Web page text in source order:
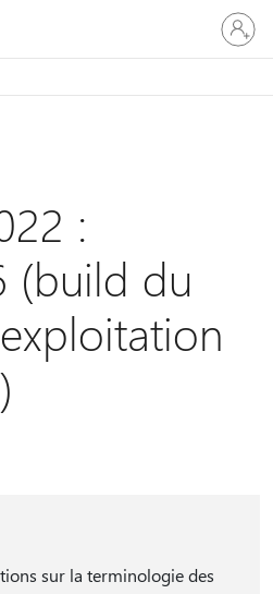
vous
à
compte
:
(build du
sur la terminologie des